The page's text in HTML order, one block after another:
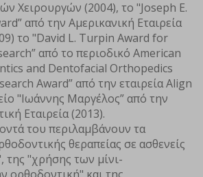
Χειρουργών (2004), το "Joseph E.
από την Αμερικανική Εταιρεία
το "David L. Turpin Award for
από το περιοδικό American
and Dentofacial Orthopedics
Award” από την εταιρεία Align
"Ιωάννης Μαργέλος” από την
Εταιρεία (2013).
του περιλαμβάνουν τα
θεραπείας σε ασθενείς
της "χρήσης των μίνι-